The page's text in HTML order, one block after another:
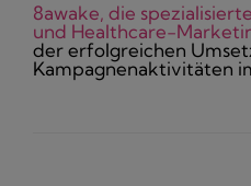
8awake, die
und Healthcare-
der erfolgreichen
Kampagnenaktivitäten